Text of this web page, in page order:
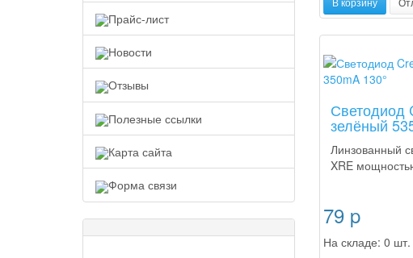
Прайс-лист
Новости
Отзывы
Полезные ссылки
Карта сайта
Форма связи
Светодиод
зелёный
Линзованный
XRE
79 p
На складе: 0 шт.